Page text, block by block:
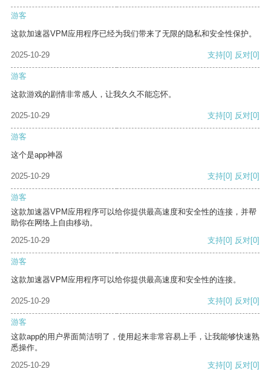
游客
这款加速器VPM应用程序已经为我们带来了无限的隐私和安全性保护。
2025-10-29 支持[0] 反对[0]
游客
这款游戏的剧情非常感人，让我久久不能忘怀。
2025-10-29 支持[0] 反对[0]
游客
这个是app神器
2025-10-29 支持[0] 反对[0]
游客
这款加速器VPM应用程序可以给你提供最高速度和安全性的连接，并帮
助你在网络上自由移动。
2025-10-29
支持[0] 反对[0]
游客
这款加速器VPM应用程序可以给你提供最高速度和安全性的连接。
2025-10-29 支持[0] 反对[0]
游客
这款app的用户界面简洁明了，使用起来非常容易上手，让我能够快速熟
悉操作。
2025-10-29
支持[0] 反对[0]